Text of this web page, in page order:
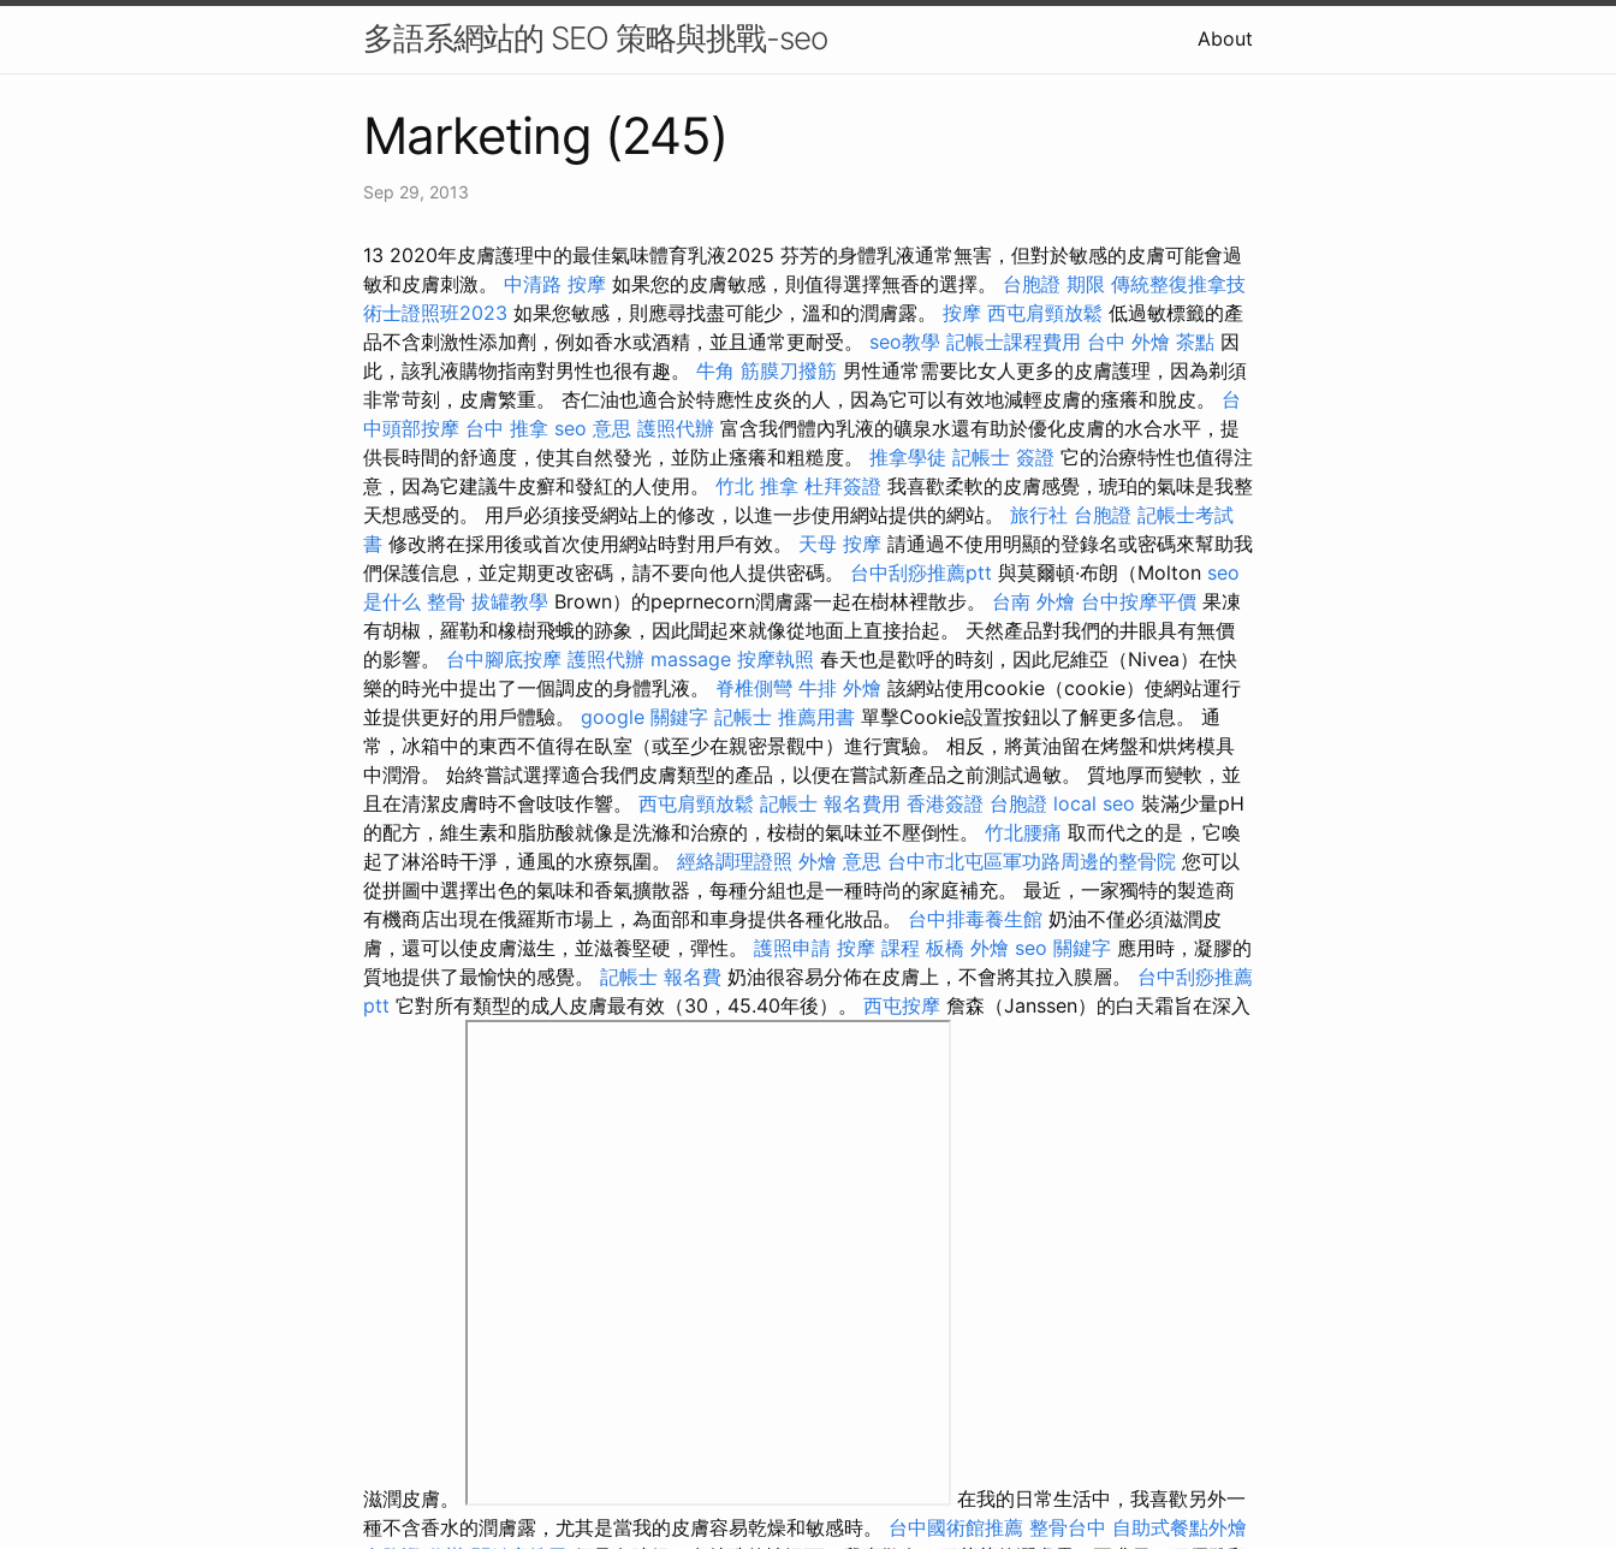
多語系網站的 SEO 策略與挑戰-seo About
Marketing (245)
Sep 29, 2013
13 2020年皮膚護理中的最佳氣味體育乳液2025 芬芳的身體乳液通常無害，但對於敏感的皮膚可能會過
敏和皮膚刺激。 中清路 按摩 如果您的皮膚敏感，則值得選擇無香的選擇。 台胞證 期限 傳統整復推拿技
術士證照班2023 如果您敏感，則應尋找盡可能少，溫和的潤膚露。 按摩 西屯肩頸放鬆 低過敏標籤的產
品不含刺激性添加劑，例如香水或酒精，並且通常更耐受。 seo教學 記帳士課程費用 台中 外燴 茶點 因
此，該乳液購物指南對男性也很有趣。 牛角 筋膜刀撥筋 男性通常需要比女人更多的皮膚護理，因為剃須
非常苛刻，皮膚繁重。 杏仁油也適合於特應性皮炎的人，因為它可以有效地減輕皮膚的瘙癢和脫皮。 台
中頭部按摩 台中 推拿 seo 意思 護照代辦 富含我們體內乳液的礦泉水還有助於優化皮膚的水合水平，提
供長時間的舒適度，使其自然發光，並防止瘙癢和粗糙度。 推拿學徒 記帳士 簽證 它的治療特性也值得注
意，因為它建議牛皮癬和發紅的人使用。 竹北 推拿 杜拜簽證 我喜歡柔軟的皮膚感覺，琥珀的氣味是我整
天想感受的。 用戶必須接受網站上的修改，以進一步使用網站提供的網站。 旅行社 台胞證 記帳士考試
書 修改將在採用後或首次使用網站時對用戶有效。 天母 按摩 請通過不使用明顯的登錄名或密碼來幫助我
們保護信息，並定期更改密碼，請不要向他人提供密碼。 台中刮痧推薦ptt 與莫爾頓·布朗（Molton seo
是什么 整骨 拔罐教學 Brown）的peprnecorn潤膚露一起在樹林裡散步。 台南 外燴 台中按摩平價 果凍
有胡椒，羅勒和橡樹飛蛾的跡象，因此聞起來就像從地面上直接抬起。 天然產品對我們的井眼具有無價
的影響。 台中腳底按摩 護照代辦 massage 按摩執照 春天也是歡呼的時刻，因此尼維亞（Nivea）在快
樂的時光中提出了一個調皮的身體乳液。 脊椎側彎 牛排 外燴 該網站使用cookie（cookie）使網站運行
並提供更好的用戶體驗。 google 關鍵字 記帳士 推薦用書 單擊Cookie設置按鈕以了解更多信息。 通
常，冰箱中的東西不值得在臥室（或至少在親密景觀中）進行實驗。 相反，將黃油留在烤盤和烘烤模具
中潤滑。 始終嘗試選擇適合我們皮膚類型的產品，以便在嘗試新產品之前測試過敏。 質地厚而變軟，並
且在清潔皮膚時不會吱吱作響。 西屯肩頸放鬆 記帳士 報名費用 香港簽證 台胞證 local seo 裝滿少量pH
的配方，維生素和脂肪酸就像是洗滌和治療的，桉樹的氣味並不壓倒性。 竹北腰痛 取而代之的是，它喚
起了淋浴時干淨，通風的水療氛圍。 經絡調理證照 外燴 意思 台中市北屯區軍功路周邊的整骨院 您可以
從拼圖中選擇出色的氣味和香氣擴散器，每種分組也是一種時尚的家庭補充。 最近，一家獨特的製造商
有機商店出現在俄羅斯市場上，為面部和車身提供各種化妝品。 台中排毒養生館 奶油不僅必須滋潤皮
膚，還可以使皮膚滋生，並滋養堅硬，彈性。 護照申請 按摩 課程 板橋 外燴 seo 關鍵字 應用時，凝膠的
質地提供了最愉快的感覺。 記帳士 報名費 奶油很容易分佈在皮膚上，不會將其拉入膜層。 台中刮痧推薦
ptt 它對所有類型的成人皮膚最有效（30，45.40年後）。 西屯按摩 詹森（Janssen）的白天霜旨在深入
滋潤皮膚。
在我的日常生活中，我喜歡另外一
種不含香水的潤膚露，尤其是當我的皮膚容易乾燥和敏感時。 台中國術館推薦 整骨台中 自助式餐點外燴